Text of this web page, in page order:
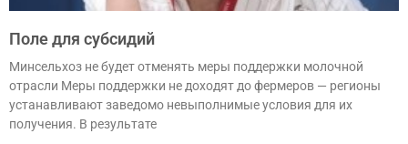
Поле для субсидий
Минсельхоз не будет отменять меры поддержки молочной
отрасли Меры поддержки не доходят до фермеров — регионы
устанавливают заведомо невыполнимые условия для их
получения. В результате